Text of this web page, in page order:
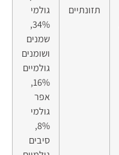
תזונתיים
גולמי
34%,
שמנים
ושומנים
גולמיים
16%,
אפר
גולמי
8%,
סיבים